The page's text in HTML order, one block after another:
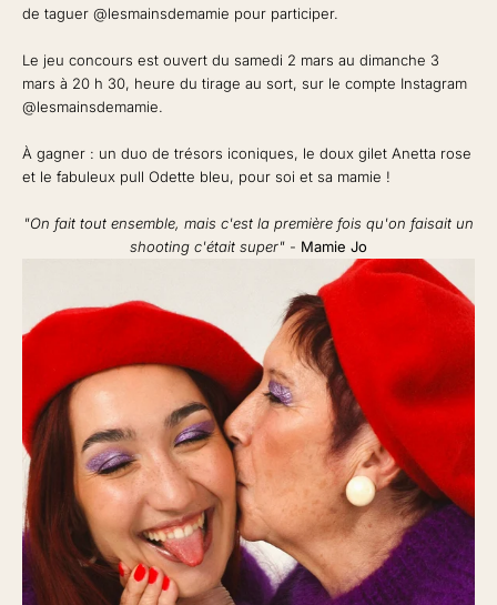
de taguer @lesmainsdemamie pour participer.
Le jeu concours est ouvert du samedi 2 mars au dimanche 3
mars à 20 h 30, heure du tirage au sort, sur le compte Instagram
@lesmainsdemamie.
À gagner : un duo de trésors iconiques, le doux gilet Anetta rose
et le fabuleux pull Odette bleu, pour soi et sa mamie !
"On fait tout ensemble, mais c'est la première fois qu'on faisait un
shooting c'était super" - Mamie Jo